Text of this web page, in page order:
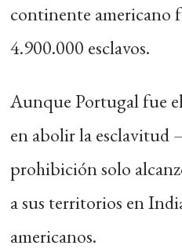
continente americano
4.900.000 esclavos.
Aunque Portugal fue
en abolir la esclavitud
prohibición solo
a sus territorios en
americanos.